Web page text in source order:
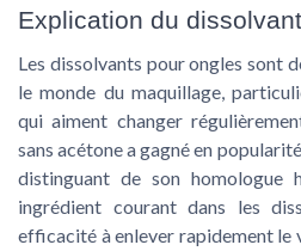
Explication du
Les dissolvants pour ongles sont
le monde du maquillage,
qui aiment changer
sans acétone a gagné en
distinguant de son homologue
ingrédient courant dans les
efficacité à enlever rapidement le